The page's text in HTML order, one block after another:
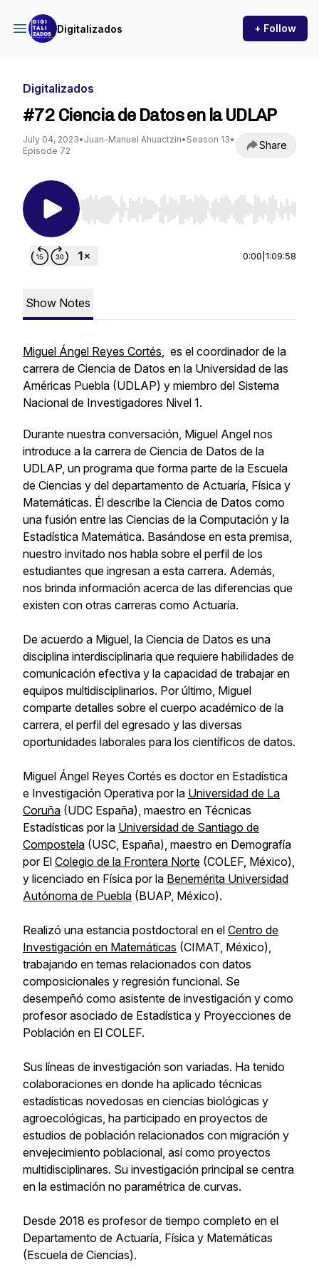
Digitalizados + Follow
Digitalizados
#72 Ciencia de Datos en la UDLAP
July 04, 2023• Juan-Manuel Ahuactzin• Season 13•
Episode 72
Share
Use Left/Right to seek, Home/End to jump to
0:00 1:09:58
Show Notes
Miguel Ángel Reyes Cortés, es el coordinador de la
carrera de Ciencia de Datos en la Universidad de las
Américas Puebla (UDLAP) y miembro del Sistema
Nacional de Investigadores Nivel 1.
Durante nuestra conversación, Miguel Angel nos
introduce a la carrera de Ciencia de Datos de la
UDLAP, un programa que forma parte de la Escuela
de Ciencias y del departamento de Actuaría, Física y
Matemáticas. Él describe la Ciencia de Datos como
una fusión entre las Ciencias de la Computación y la
Estadística Matemática. Basándose en esta premisa,
nuestro invitado nos habla sobre el perfil de los
estudiantes que ingresan a esta carrera. Además,
nos brinda información acerca de las diferencias que
existen con otras carreras como Actuaría.
De acuerdo a Miguel, la Ciencia de Datos es una
disciplina interdisciplinaria que requiere habilidades de
comunicación efectiva y la capacidad de trabajar en
equipos multidisciplinarios. Por último, Miguel
comparte detalles sobre el cuerpo académico de la
carrera, el perfil del egresado y las diversas
oportunidades laborales para los científicos de datos.
Miguel Ángel Reyes Cortés es doctor en Estadística
e Investigación Operativa por la Universidad de La
Coruña (UDC España), maestro en Técnicas
Estadísticas por la Universidad de Santiago de
Compostela (USC, España), maestro en Demografía
por El Colegio de la Frontera Norte (COLEF, México),
y licenciado en Física por la Benemérita Universidad
Autónoma de Puebla (BUAP, México).
Realizó una estancia postdoctoral en el Centro de
Investigación en Matemáticas (CIMAT, México),
trabajando en temas relacionados con datos
composicionales y regresión funcional. Se
desempeñó como asistente de investigación y como
profesor asociado de Estadística y Proyecciones de
Población en El COLEF.
Sus líneas de investigación son variadas. Ha tenido
colaboraciones en donde ha aplicado técnicas
estadísticas novedosas en ciencias biológicas y
agroecológicas, ha participado en proyectos de
estudios de población relacionados con migración y
envejecimiento poblacional, así como proyectos
multidisciplinares. Su investigación principal se centra
en la estimación no paramétrica de curvas.
Desde 2018 es profesor de tiempo completo en el
Departamento de Actuaría, Física y Matemáticas
(Escuela de Ciencias).